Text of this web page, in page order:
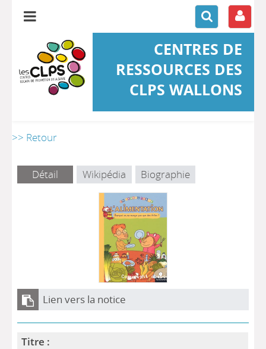
CENTRES DE
RESSOURCES DES
CLPS WALLONS
>> Retour
Détail Wikipédia Biographie
Lien vers la notice
Titre :